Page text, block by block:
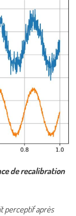
de recalibration
perceptif après